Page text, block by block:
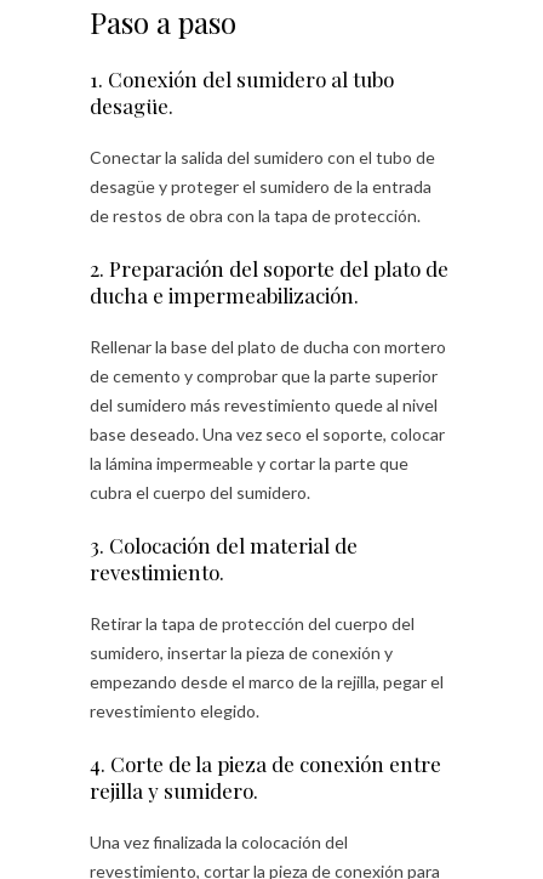
Paso a paso
1. Conexión del sumidero al tubo
desagüe.
Conectar la salida del sumidero con el tubo de
desagüe y proteger el sumidero de la entrada
de restos de obra con la tapa de protección.
2. Preparación del soporte del plato de
ducha e impermeabilización.
Rellenar la base del plato de ducha con mortero
de cemento y comprobar que la parte superior
del sumidero más revestimiento quede al nivel
base deseado. Una vez seco el soporte, colocar
la lámina impermeable y cortar la parte que
cubra el cuerpo del sumidero.
3. Colocación del material de
revestimiento.
Retirar la tapa de protección del cuerpo del
sumidero, insertar la pieza de conexión y
empezando desde el marco de la rejilla, pegar el
revestimiento elegido.
4. Corte de la pieza de conexión entre
rejilla y sumidero.
Una vez finalizada la colocación del
revestimiento, cortar la pieza de conexión para